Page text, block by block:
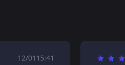
12/01 15:41